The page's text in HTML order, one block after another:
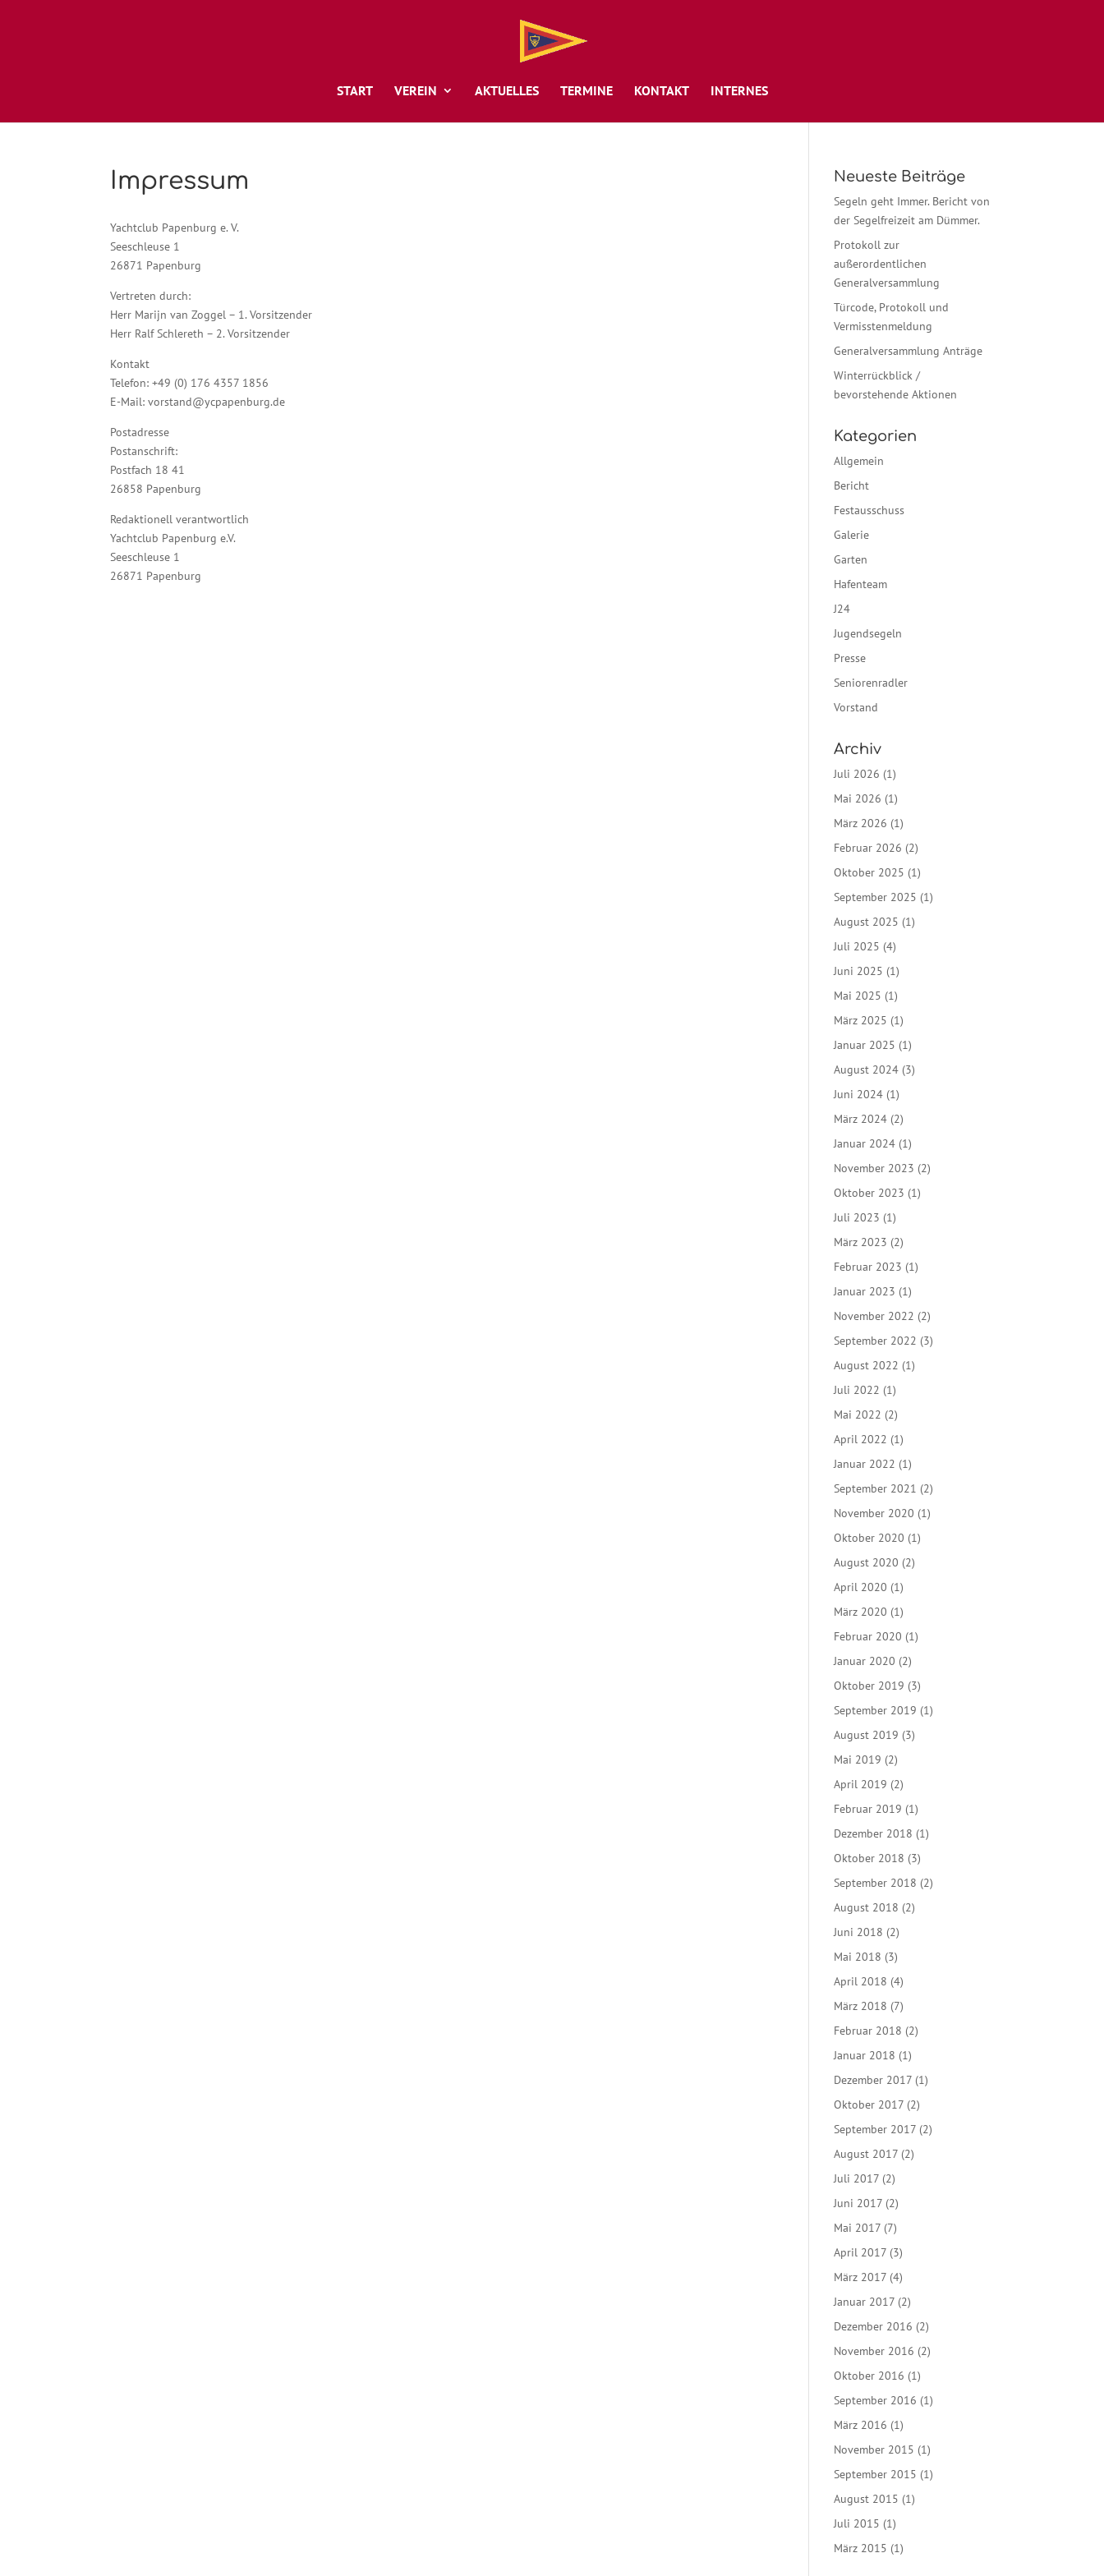
START VEREIN AKTUELLES TERMINE KONTAKT INTERNES
Impressum
Yachtclub Papenburg e. V.
Seeschleuse 1
26871 Papenburg
Vertreten durch:
Herr Marijn van Zoggel – 1. Vorsitzender
Herr Ralf Schlereth – 2. Vorsitzender
Kontakt
Telefon: +49 (0) 176 4357 1856
E-Mail: vorstand@ycpapenburg.de
Postadresse
Postanschrift:
Postfach 18 41
26858 Papenburg
Redaktionell verantwortlich
Yachtclub Papenburg e.V.
Seeschleuse 1
26871 Papenburg
Neueste Beiträge
Segeln geht Immer. Bericht von
der Segelfreizeit am Dümmer.
Protokoll zur
außerordentlichen
Generalversammlung
Türcode, Protokoll und
Vermisstenmeldung
Generalversammlung Anträge
Winterrückblick /
bevorstehende Aktionen
Kategorien
Allgemein
Bericht
Festausschuss
Galerie
Garten
Hafenteam
J24
Jugendsegeln
Presse
Seniorenradler
Vorstand
Archiv
Juli 2026 (1)
Mai 2026 (1)
März 2026 (1)
Februar 2026 (2)
Oktober 2025 (1)
September 2025 (1)
August 2025 (1)
Juli 2025 (4)
Juni 2025 (1)
Mai 2025 (1)
März 2025 (1)
Januar 2025 (1)
August 2024 (3)
Juni 2024 (1)
März 2024 (2)
Januar 2024 (1)
November 2023 (2)
Oktober 2023 (1)
Juli 2023 (1)
März 2023 (2)
Februar 2023 (1)
Januar 2023 (1)
November 2022 (2)
September 2022 (3)
August 2022 (1)
Juli 2022 (1)
Mai 2022 (2)
April 2022 (1)
Januar 2022 (1)
September 2021 (2)
November 2020 (1)
Oktober 2020 (1)
August 2020 (2)
April 2020 (1)
März 2020 (1)
Februar 2020 (1)
Januar 2020 (2)
Oktober 2019 (3)
September 2019 (1)
August 2019 (3)
Mai 2019 (2)
April 2019 (2)
Februar 2019 (1)
Dezember 2018 (1)
Oktober 2018 (3)
September 2018 (2)
August 2018 (2)
Juni 2018 (2)
Mai 2018 (3)
April 2018 (4)
März 2018 (7)
Februar 2018 (2)
Januar 2018 (1)
Dezember 2017 (1)
Oktober 2017 (2)
September 2017 (2)
August 2017 (2)
Juli 2017 (2)
Juni 2017 (2)
Mai 2017 (7)
April 2017 (3)
März 2017 (4)
Januar 2017 (2)
Dezember 2016 (2)
November 2016 (2)
Oktober 2016 (1)
September 2016 (1)
März 2016 (1)
November 2015 (1)
September 2015 (1)
August 2015 (1)
Juli 2015 (1)
März 2015 (1)